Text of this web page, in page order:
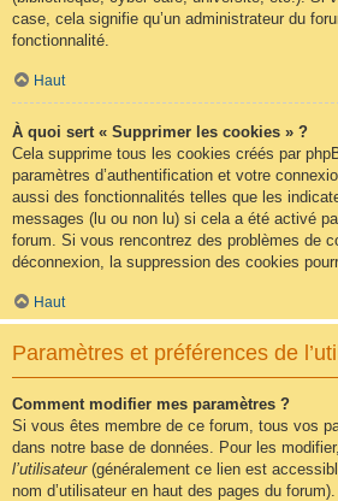
case, cela signifie qu’un administrateur du
fonctionnalité.
Haut
À quoi sert « Supprimer les cookies » ?
Cela supprime tous les cookies créés par
paramètres d’authentification et votre
aussi des fonctionnalités telles que les
messages (lu ou non lu) si cela a été activé
forum. Si vous rencontrez des problèmes de
déconnexion, la suppression des cookies
Haut
Paramètres et préférences de
Comment modifier mes paramètres ?
Si vous êtes membre de ce forum, tous vos
dans notre base de données. Pour les
l’utilisateur(généralement ce lien est
nom d’utilisateur en haut des pages du